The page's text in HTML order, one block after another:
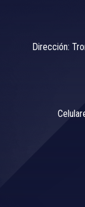
Dirección: